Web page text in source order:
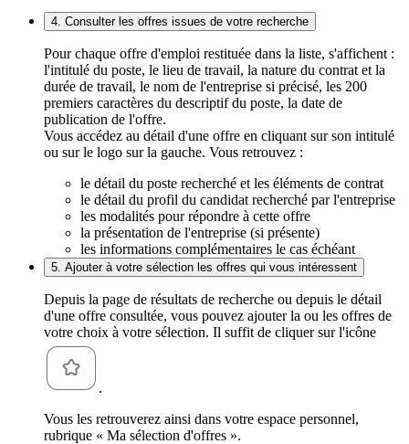
4. Consulter les offres issues de votre recherche
Pour chaque offre d'emploi restituée dans la liste, s'affichent :
l'intitulé du poste, le lieu de travail, la nature du contrat et la
durée de travail, le nom de l'entreprise si précisé, les 200
premiers caractères du descriptif du poste, la date de
publication de l'offre.
Vous accédez au détail d'une offre en cliquant sur son intitulé
ou sur le logo sur la gauche. Vous retrouvez :
le détail du poste recherché et les éléments de contrat
le détail du profil du candidat recherché par l'entreprise
les modalités pour répondre à cette offre
la présentation de l'entreprise (si présente)
les informations complémentaires le cas échéant
5. Ajouter à votre sélection les offres qui vous intéressent
Depuis la page de résultats de recherche ou depuis le détail
d'une offre consultée, vous pouvez ajouter la ou les offres de
votre choix à votre sélection. Il suffit de cliquer sur l'icône
.
Vous les retrouverez ainsi dans votre espace personnel,
rubrique « Ma sélection d'offres ».